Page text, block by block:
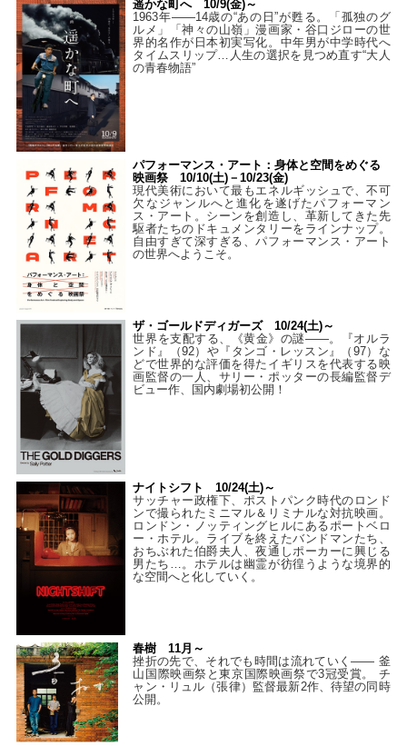
遥かな町へ 10/9(金)～
1963年――14歳の“あの日”が甦る。「孤独のグ
ルメ」「神々の山嶺」漫画家・谷口ジローの世
界的名作が日本初実写化。中年男が中学時代へ
タイムスリップ…人生の選択を見つめ直す“大人
の青春物語”
パフォーマンス・アート：身体と空間をめぐる
映画祭 10/10(土)－10/23(金)
現代美術において最もエネルギッシュで、不可
欠なジャンルへと進化を遂げたパフォーマン
ス・アート。シーンを創造し、革新してきた先
駆者たちのドキュメンタリーをラインナップ。
自由すぎて深すぎる、パフォーマンス・アート
の世界へようこそ。
ザ・ゴールドディガーズ 10/24(土)～
世界を支配する、《黄金》の謎――。『オルラ
ンド』（92）や『タンゴ・レッスン』（97）な
どで世界的な評価を得たイギリスを代表する映
画監督の一人、サリー・ポッターの長編監督デ
ビュー作、国内劇場初公開！
ナイトシフト 10/24(土)～
サッチャー政権下、ポストパンク時代のロンド
ンで撮られたミニマル＆リミナルな対抗映画。
ロンドン・ノッティングヒルにあるポートベロ
ー・ホテル。ライブを終えたバンドマンたち、
おちぶれた伯爵夫人、夜通しポーカーに興じる
男たち…。ホテルは幽霊が彷徨うような境界的
な空間へと化していく。
春樹 11月～
挫折の先で、それでも時間は流れていく—— 釜
山国際映画祭と東京国際映画祭で3冠受賞。 チ
ャン・リュル（張律）監督最新2作、待望の同時
公開。